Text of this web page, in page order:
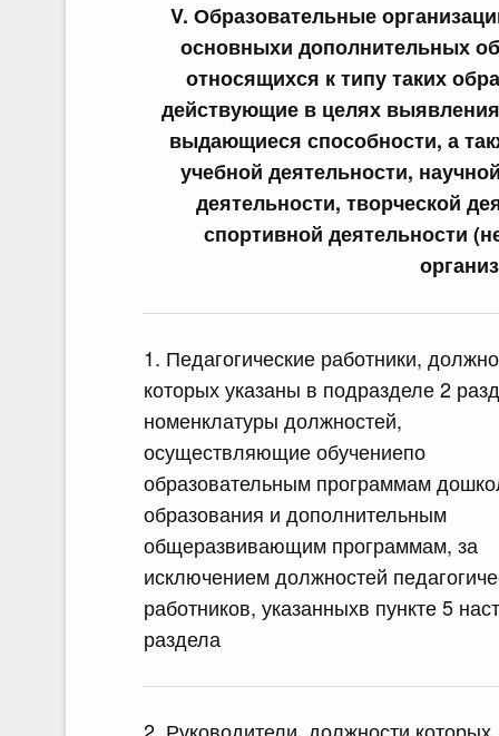
V. Образовательные
основныхи дополнительных
относящихся к типу таких
действующие в целях
выдающиеся способности, а
учебной деятельности,
деятельности, творческой
спортивной деятельности
1. Педагогические работники,
которых указаны в подразделе 2
номенклатуры должностей,
осуществляющие обучениепо
образовательным программам
образования и дополнительным
общеразвивающим программам, за
исключением должностей
работников, указанныхв пункте 5
раздела